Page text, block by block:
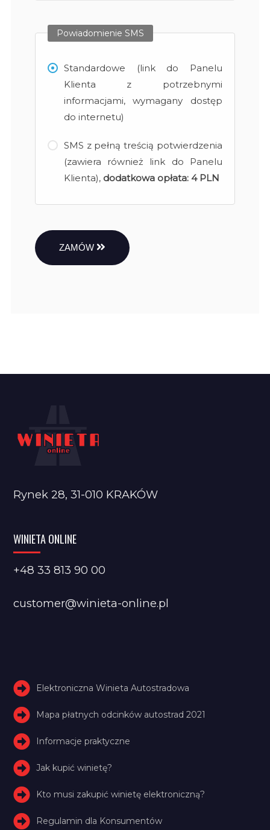
Powiadomienie SMS
Standardowe (link do Panelu
Klienta z potrzebnymi
informacjami, wymagany dostęp
do internetu)
SMS z pełną treścią potwierdzenia
(zawiera również link do Panelu
Klienta), dodatkowa opłata: 4 PLN
ZAMÓW
Rynek 28, 31-010 KRAKÓW
WINIETA ONLINE
+48 33 813 90 00
customer@winieta-online.pl
Elektroniczna Winieta Autostradowa
Mapa płatnych odcinków autostrad 2021
Informacje praktyczne
Jak kupić winietę?
Kto musi zakupić winietę elektroniczną?
Regulamin dla Konsumentów